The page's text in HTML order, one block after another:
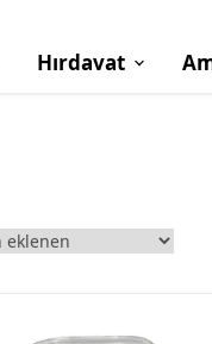
Hırdavat